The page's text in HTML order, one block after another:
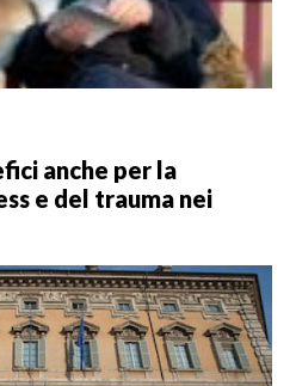
anche per la
e del trauma nei